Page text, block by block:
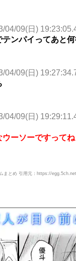
04/09(日)
ンパイってあと
04/09(日)
04/09(日)
ーソーですってね
まとめ 引用元：https://